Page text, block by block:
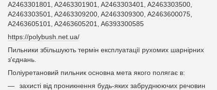
A2463301801, A2463301901, A2463303401, A2463303500,
A2463303501, A2463309200, A2463309300, A2463600075,
A2463605101, A2463605201, A6393300585
https://polybush.net.ua/
Пильники збільшують термін експлуатації рухомих шарнірних
з'єднань.
Поліуретановий пильник основна мета якого полягає в:
захисті від проникнення будь-яких забруднюючих речовин